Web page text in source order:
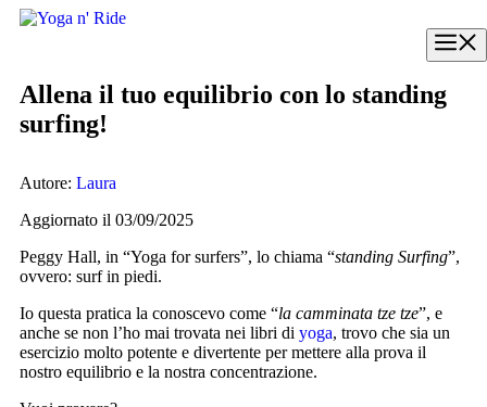
Vai
Allena il tuo equilibrio con lo standing
surfing!
Autore: Laura
Aggiornato il 03/09/2025
Peggy Hall, in “Yoga for surfers”, lo chiama “standing Surfing”,
ovvero: surf in piedi.
Io questa pratica la conoscevo come “la camminata tze tze”, e
anche se non l’ho mai trovata nei libri di yoga, trovo che sia un
esercizio molto potente e divertente per mettere alla prova il
nostro equilibrio e la nostra concentrazione.